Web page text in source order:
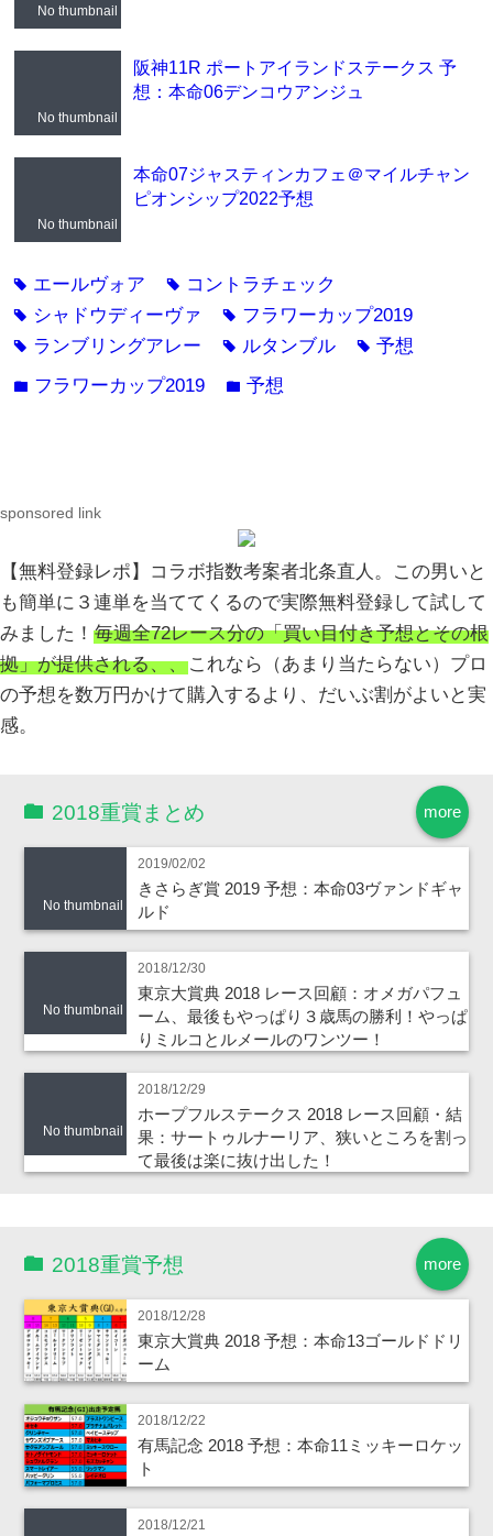
No thumbnail
No thumbnail
阪神11R ポートアイランドステークス 予
想：本命06デンコウアンジュ
No thumbnail
本命07ジャスティンカフェ＠マイルチャン
ピオンシップ2022予想
tag エールヴォア tag コントラチェック
tag シャドウディーヴァ tag フラワーカップ2019
tag ランブリングアレー tag ルタンブル tag予想
folder フラワーカップ2019 folder予想
sponsored link
【無料登録レポ】コラボ指数考案者北条直人。この男いと
も簡単に３連単を当ててくるので実際無料登録して試して
みました！ 毎週全72レース分の「買い目付き予想とその根
拠」が提供される、、これなら（あまり当たらない）プロ
の予想を数万円かけて購入するより、だいぶ割がよいと実
感。
more
2018重賞まとめ
No thumbnail
2019/02/02
きさらぎ賞 2019 予想：本命03ヴァンドギャ
ルド
No thumbnail
2018/12/30
東京大賞典 2018 レース回顧：オメガパフュ
ーム、最後もやっぱり３歳馬の勝利！やっぱ
りミルコとルメールのワンツー！
No thumbnail
2018/12/29
ホープフルステークス 2018 レース回顧・結
果：サートゥルナーリア、狭いところを割っ
て最後は楽に抜け出した！
more
2018重賞予想
2018/12/28
東京大賞典 2018 予想：本命13ゴールドドリ
ーム
2018/12/22
有馬記念 2018 予想：本命11ミッキーロケッ
ト
2018/12/21